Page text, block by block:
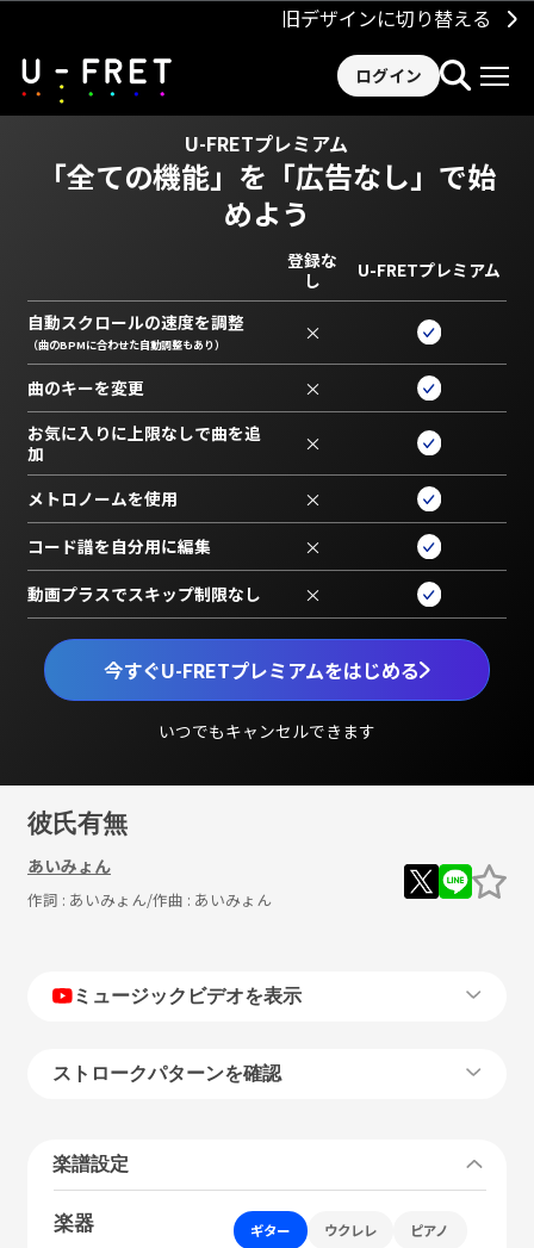
旧デザインに切り替える
ログイン
U-FRETプレミアム
「全ての機能」を 「広告なし」で始
めよう
今すぐU-FRETプレミアムをはじめる
いつでもキャンセルできます
登録な
し
U-FRETプレミアム
自動スクロールの速度を調整
（曲のBPMに合わせた自動調整もあり） ×
曲のキーを変更 ×
お気に入りに上限なしで曲を追
加
×
メトロノームを使用 ×
コード譜を自分用に編集 ×
動画プラスでスキップ制限なし ×
彼氏有無
あいみょん
作詞 : あいみょん/作曲 : あいみょん
ミュージックビデオを表示
ストロークパターンを確認
楽譜設定
楽器 ギター ウクレレ ピアノ